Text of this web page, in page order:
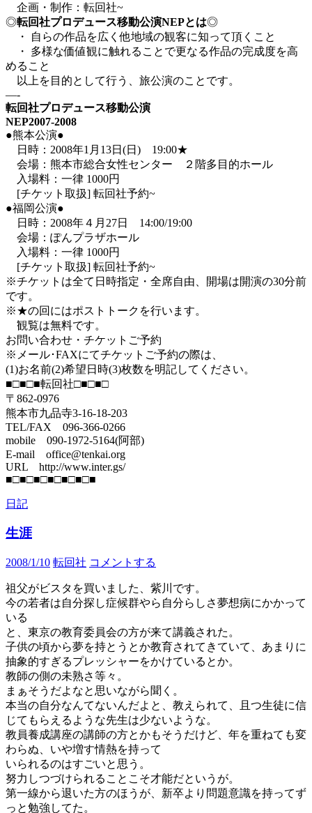
企画・制作：転回社~
◎転回社プロデュース移動公演NEPとは◎
・ 自らの作品を広く他地域の観客に知って頂くこと
・ 多様な価値観に触れることで更なる作品の完成度を高
めること
以上を目的として行う、旅公演のことです。
—-
転回社プロデュース移動公演
NEP2007-2008
●熊本公演●
日時：2008年1月13日(日) 19:00★
会場：熊本市総合女性センター ２階多目的ホール
入場料：一律 1000円
[チケット取扱] 転回社予約~
●福岡公演●
日時：2008年４月27日 14:00/19:00
会場：ぽんプラザホール
入場料：一律 1000円
[チケット取扱] 転回社予約~
※チケットは全て日時指定・全席自由、開場は開演の30分前
です。
※★の回にはポストトークを行います。
観覧は無料です。
お問い合わせ・チケットご予約
※メール･FAXにてチケットご予約の際は、
(1)お名前(2)希望日時(3)枚数を明記してください。
■□■□■転回社□■□■□
〒862-0976
熊本市九品寺3-16-18-203
TEL/FAX 096-366-0266
mobile 090-1972-5164(阿部)
E-mail office@tenkai.org
URL http://www.inter.gs/
■□■□■□■□■□■□■
日記
生涯
2008/1/10 転回社 コメントする
祖父がビスタを買いました、紫川です。
今の若者は自分探し症候群やら自分らしさ夢想病にかかって
いる
と、東京の教育委員会の方が来て講義された。
子供の頃から夢を持とうとか教育されてきていて、あまりに
抽象的すぎるプレッシャーをかけているとか。
教師の側の未熟さ等々。
まぁそうだよなと思いながら聞く。
本当の自分なんてないんだよと、教えられて、且つ生徒に信
じてもらえるような先生は少ないような。
教員養成講座の講師の方とかもそうだけど、年を重ねても変
わらぬ、いや増す情熱を持って
いられるのはすごいと思う。
努力しつづけられることこそ才能だというが。
第一線から退いた方のほうが、新卒より問題意識を持ってず
っと勉強してた。